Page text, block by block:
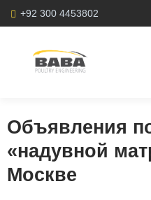
+92 300 4453802
Объявления
«надувной
Москве